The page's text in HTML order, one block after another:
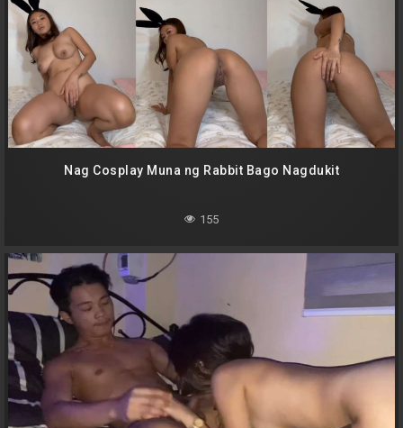
Nag Cosplay Muna ng Rabbit Bago Nagdukit
155